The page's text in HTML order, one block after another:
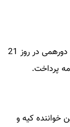
گرشا رضایی به عنوان خواننده میهمان برنامه دورهمی در روز 21
خواننده کیه و